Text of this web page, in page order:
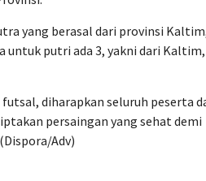
yang berasal dari provinsi
untuk putri ada 3, yakni dari Kaltim,
diharapkan seluruh peserta
persaingan yang sehat demi
Adv)